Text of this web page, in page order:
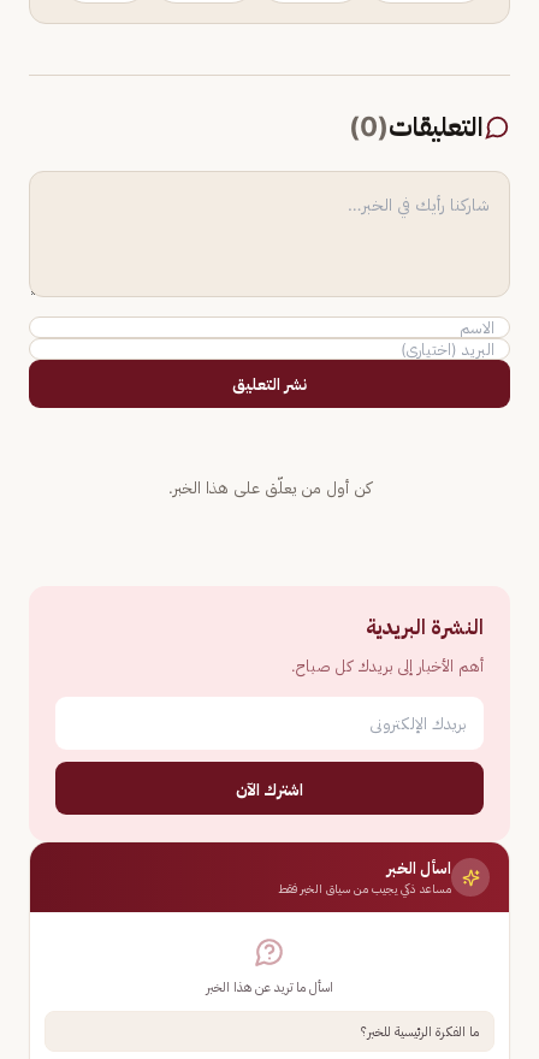
التعليقات(
0
)
نشر التعليق
كن أول من يعلّق على هذا الخبر.
النشرة البريدية
أهم الأخبار إلى بريدك كل صباح.
اشترك الآن
اسأل الخبر
مساعد ذكي يجيب من سياق الخبر فقط
اسأل ما تريد عن هذا الخبر
ما الفكرة الرئيسية للخبر؟